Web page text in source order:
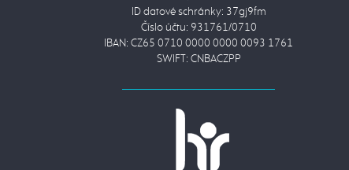
ID datové schránky: 37gj9fm
Číslo účtu: 931761/0710
IBAN: CZ65 0710 0000 0000 0093 1761
SWIFT: CNBACZPP